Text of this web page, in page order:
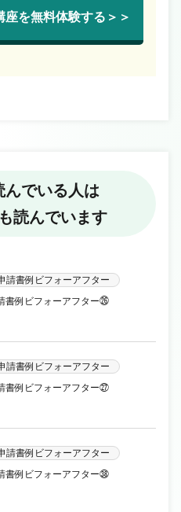
を無料体験する＞＞
んでいる人は
読んでいます
請書例ビフォーアフター
書例ビフォーアフター㉖
請書例ビフォーアフター
書例ビフォーアフター㉗
請書例ビフォーアフター
書例ビフォーアフター㊳